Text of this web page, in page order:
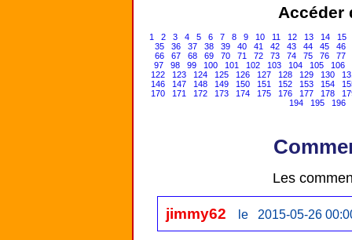
Accéder
1 2 3 4 5 6 7 8 9 10 11 12 13 14
15
35
36 37 38 39 40 41 42 43 44 45
46
66
67 68 69 70 71 72 73 74 75 76
77
97
98 99 100 101 102 103 104 105
106
122
123 124 125 126 127 128 129 130
146
147 148 149 150 151 152 153 154
170
171 172 173 174 175 176 177 178
194
195 196
Les
jimmy62 le 2015-05-26